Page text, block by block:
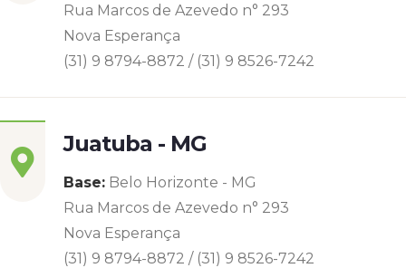
Rua Marcos de Azevedo n° 293
Nova Esperança
(31) 9 8794-8872 / (31) 9 8526-7242
Juatuba - MG
Base: Belo Horizonte - MG
Rua Marcos de Azevedo n° 293
Nova Esperança
(31) 9 8794-8872 / (31) 9 8526-7242